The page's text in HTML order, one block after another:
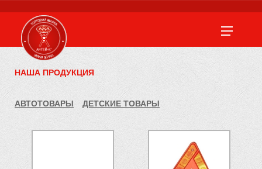
НАША ПРОДУКЦИЯ
АВТОТОВАРЫ ДЕТСКИЕ ТОВАРЫ